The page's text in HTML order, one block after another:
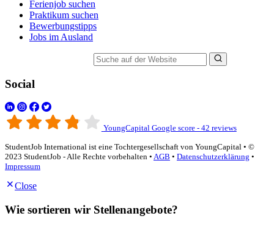
Ferienjob suchen
Praktikum suchen
Bewerbungstipps
Jobs im Ausland
Social
YoungCapital Google score - 42 reviews
StudentJob International ist eine Tochtergesellschaft von YoungCapital • ©
2023 StudentJob - Alle Rechte vorbehalten • AGB • Datenschutzerklärung •
Impressum
Close
Wie sortieren wir Stellenangebote?